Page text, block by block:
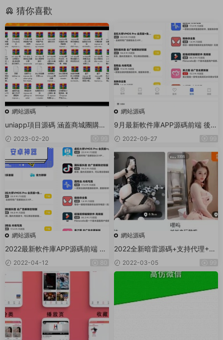
猜你喜歡
網站源碼
uniapp項目源碼 涵蓋商城團購等
(32個案例)
2023-02-20
網站源碼
9月最新軟件庫APP源碼前端 後端
整套獨立後台版源碼 無授權版
2022-09-27
網站源碼
2022最新軟件庫APP源碼前端 後
端整套獨立後台
2022-04-12 80
網站源碼
2022全新暗雷源碼+支持代理+AP
P+搭建說明
2022-03-05